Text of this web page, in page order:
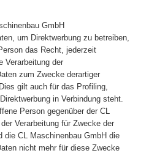
GmbH
um Direktwerbung zu betreiben,
das Recht, jederzeit
Verarbeitung der
zum Zwecke derartiger
gilt auch für das Profiling,
in Verbindung steht.
Person gegenüber der CL
Verarbeitung für Zwecke der
die CL Maschinenbau GmbH die
nicht mehr für diese Zwecke